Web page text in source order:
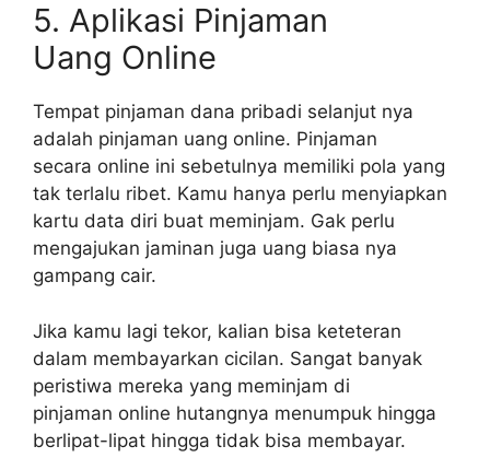
5. Aplikasi Pinjaman
Uang Online
Tempat pinjaman dana pribadi selanjut nya
adalah pinjaman uang online. Pinjaman
secara online ini sebetulnya memiliki pola yang
tak terlalu ribet. Kamu hanya perlu menyiapkan
kartu data diri buat meminjam. Gak perlu
mengajukan jaminan juga uang biasa nya
gampang cair.
Jika kamu lagi tekor, kalian bisa keteteran
dalam membayarkan cicilan. Sangat banyak
peristiwa mereka yang meminjam di
pinjaman online hutangnya menumpuk hingga
berlipat-lipat hingga tidak bisa membayar.